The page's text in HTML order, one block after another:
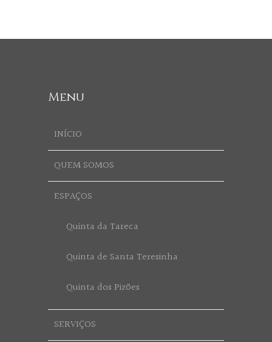
Menu
INÍCIO
QUEM SOMOS
ESPAÇOS
Quinta da Tareca
Quinta de Santa Teresinha
Quinta dos Pizões
SERVIÇOS